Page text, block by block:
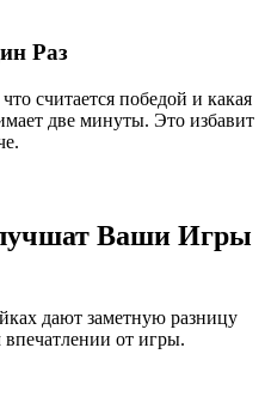
Раз
считается победой и какая
две минуты. Это избавит
Ваши Игры
дают заметную разницу
от игры.